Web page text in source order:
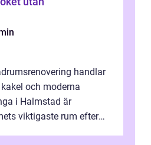
handlar
och moderna
i Halmstad är
viktigaste rum efter